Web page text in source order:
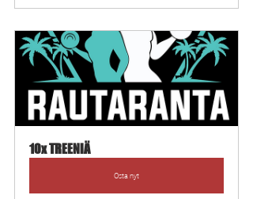
10x TREENIÄ
Osta nyt